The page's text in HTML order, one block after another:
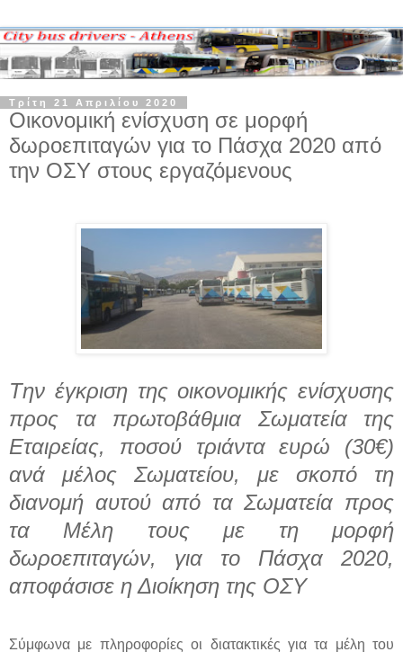
Τρίτη 21 Απριλίου 2020
Οικονομική ενίσχυση σε μορφή
δωροεπιταγών για το Πάσχα 2020 από
την ΟΣΥ στους εργαζόμενους
Tην έγκριση της οικονομικής ενίσχυσης
προς τα πρωτοβάθμια Σωματεία της
Εταιρείας, ποσού τριάντα ευρώ (30€)
ανά μέλος Σωματείου, με σκοπό τη
διανομή αυτού από τα Σωματεία προς
τα Μέλη τους με τη μορφή
δωροεπιταγών, για το Πάσχα 2020,
αποφάσισε η Διοίκηση της ΟΣΥ
Σύμφωνα με πληροφορίες οι διατακτικές για τα μέλη του